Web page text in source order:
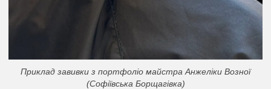
Приклад завивки з портфоліо майстра Анжеліки Возної
(Софіївська Борщагівка)